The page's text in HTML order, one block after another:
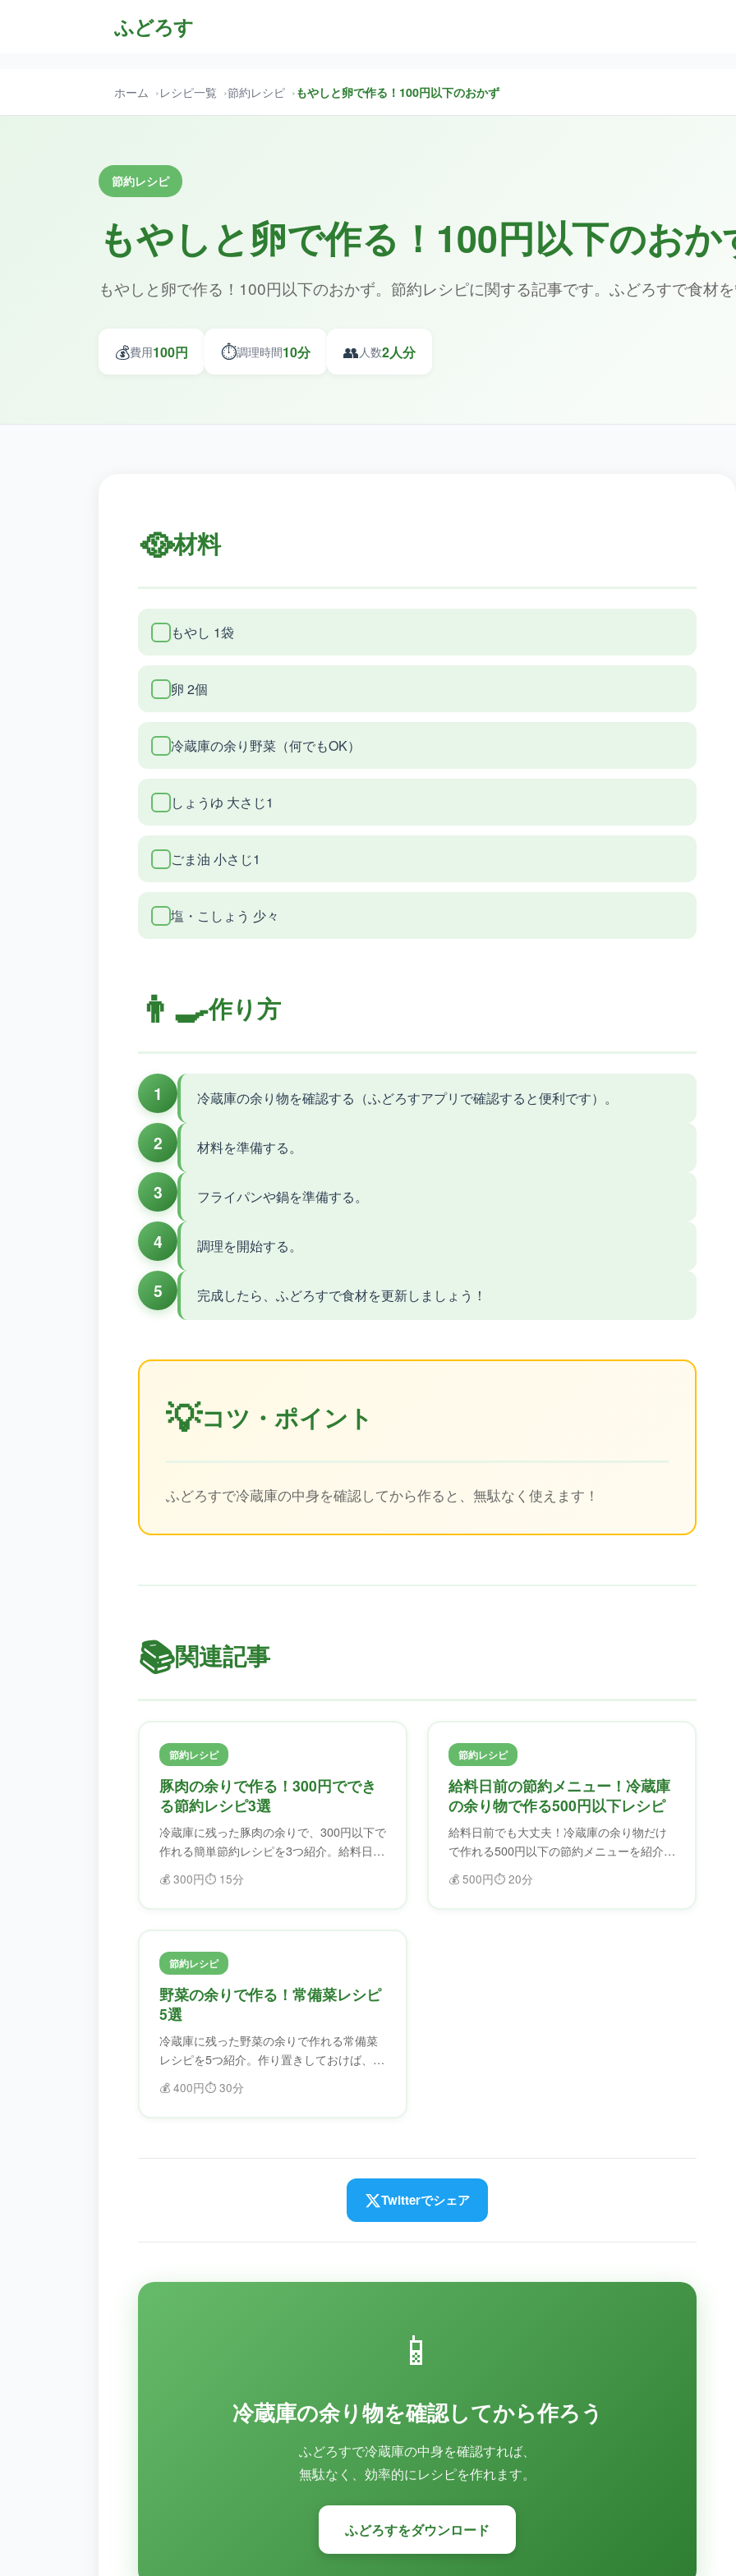
ふどろす
ホーム レシピ一覧 節約レシピ もやしと卵で作る！100円以下のおかず
節約レシピ
もやしと卵で作る！100円以下のおか
もやしと卵で作る！100円以下のおかず。節約レシピに関する記事です。ふどろすで食材
💰費用100円 ⏱️調理時間10分 👥人数2人分
🥘材料
もやし 1袋
卵 2個
冷蔵庫の余り野菜（何でもOK）
しょうゆ 大さじ1
ごま油 小さじ1
塩・こしょう 少々
👨‍🍳作り方
1 冷蔵庫の余り物を確認する（ふどろすアプリで確認すると便利です）。
2 材料を準備する。
3 フライパンや鍋を準備する。
4 調理を開始する。
5 完成したら、ふどろすで食材を更新しましょう！
💡コツ・ポイント
ふどろすで冷蔵庫の中身を確認してから作ると、無駄なく使えます！
📚関連記事
節約レシピ
豚肉の余りで作る！300円ででき
る節約レシピ3選
冷蔵庫に残った豚肉の余りで、300円以下で
作れる簡単節約レシピを3つ紹介。給料日前
でも大丈夫！ふどろすで食材を無駄にせ
ず、美味しく節約。
💰 300円⏱️ 15分
節約レシピ
給料日前の節約メニュー！冷蔵庫
の余り物で作る500円以下レシピ
給料日前でも大丈夫！冷蔵庫の余り物だけ
で作れる500円以下の節約メニューを紹介。
ふどろすで食材を確認してから作れば、無
駄なく節約できます。
💰 500円⏱️ 20分
節約レシピ
野菜の余りで作る！常備菜レシピ
5選
冷蔵庫に残った野菜の余りで作れる常備菜
レシピを5つ紹介。作り置きしておけば、忙
しい日も助かります。
💰 400円⏱️ 30分
Twitterでシェア
📱
冷蔵庫の余り物を確認してから作ろう
ふどろすで冷蔵庫の中身を確認すれば、
無駄なく、効率的にレシピを作れます。
ふどろすをダウンロード